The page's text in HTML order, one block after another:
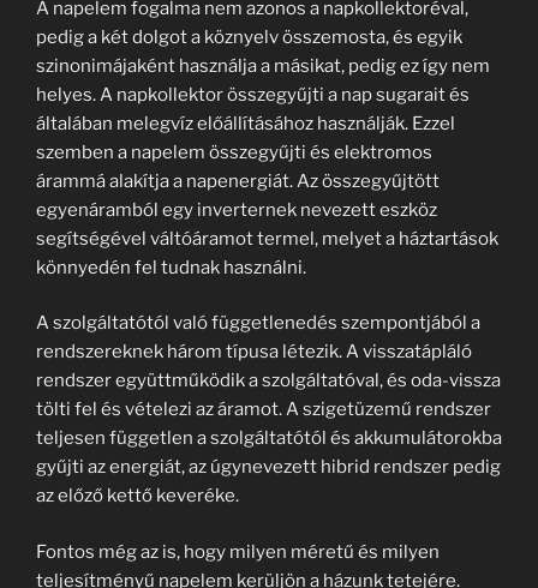
A napelem fogalma nem azonos a napkollektoréval,
pedig a két dolgot a köznyelv összemosta, és egyik
szinonimájaként használja a másikat, pedig ez így nem
helyes. A napkollektor összegyűjti a nap sugarait és
általában melegvíz előállításához használják. Ezzel
szemben a napelem összegyűjti és elektromos
árammá alakítja a napenergiát. Az összegyűjtött
egyenáramból egy inverternek nevezett eszköz
segítségével váltóáramot termel, melyet a háztartások
könnyedén fel tudnak használni.
A szolgáltatótól való függetlenedés szempontjából a
rendszereknek három típusa létezik. A visszatápláló
rendszer együttműködik a szolgáltatóval, és oda-vissza
tölti fel és vételezi az áramot. A szigetüzemű rendszer
teljesen független a szolgáltatótól és akkumulátorokba
gyűjti az energiát, az úgynevezett hibrid rendszer pedig
az előző kettő keveréke.
Fontos még az is, hogy milyen méretű és milyen
teljesítményű napelem kerüljön a házunk tetejére.